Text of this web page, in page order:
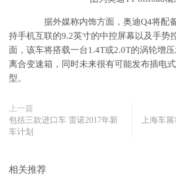
据外媒称内饰方面，奥迪Q4将配
持手机互联的9.2英寸的中控屏幕以及手势
面，该车将搭载一台1.4T或2.0T的涡轮增
离合变速箱，同时未来很有可能发布插电
型。
上一篇
包括三款进口车 雷诺2017年新
车计划
上海车展
相关推荐